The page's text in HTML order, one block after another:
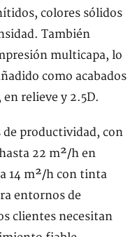
colores sólidos
También
multicapa, lo
como acabados
relieve y 2.5D.
productividad, con
22 m²/h en
14 m²/h con tinta
entornos de
clientes necesitan